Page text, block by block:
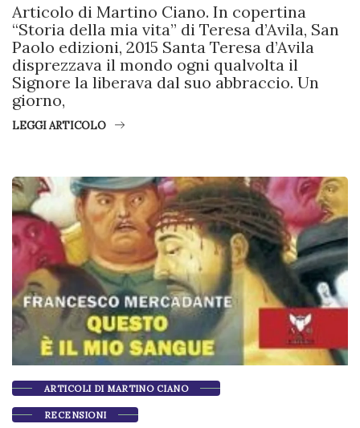
Articolo di Martino Ciano. In copertina
“Storia della mia vita” di Teresa d’Avila, San
Paolo edizioni, 2015 Santa Teresa d’Avila
disprezzava il mondo ogni qualvolta il
Signore la liberava dal suo abbraccio. Un
giorno,
LEGGI ARTICOLO
ARTICOLI DI MARTINO CIANO
RECENSIONI